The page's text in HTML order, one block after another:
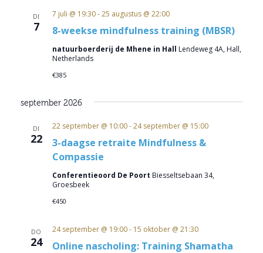
DI
7 8-weekse mindfulness training (MBSR)
7 juli @ 19:30-25 augustus @ 22:00
natuurboerderij de Mhene in Hall Lendeweg 4A, Hall,
Netherlands
€385
september 2026
DI
22
3-daagse retraite Mindfulness &
Compassie
22 september @ 10:00-24 september @ 15:00
Conferentieoord De Poort Biesseltsebaan 34,
Groesbeek
€450
DO
24
Online nascholing: Training Shamatha
24 september @ 19:00- 15 oktober @ 21:30